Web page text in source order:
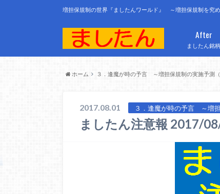
増担保規制の世界『ましたんワールド』 ～増担保規制を究
ましたん銘柄
After
ホーム ３．逢魔が時の予言 ～増担保規制の実施予測
2017.08.01 ３．逢魔が時の予言 ～増
ましたん注意報 2017/